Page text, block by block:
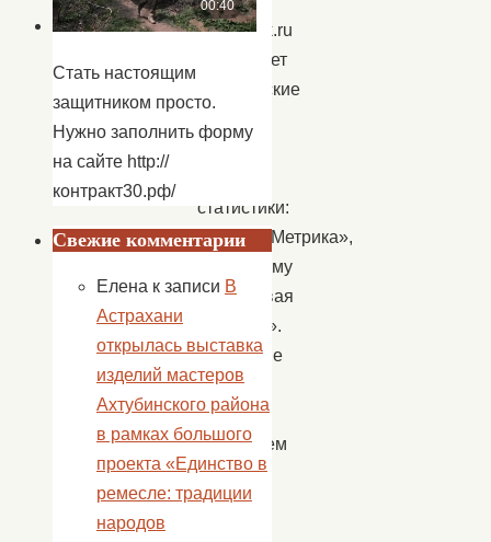
ahtubinsk.ru
использует
метрические
статистики:
«Яндекс.Метрика»,
подсистему
«Цифровая
культура».
На основе
этих
данных
мы делаем
наш
сайт
Стать настоящим
защитником просто.
Нужно заполнить форму
на сайте http://
контракт30.рф/
Свежие комментарии
Елена к записи В
Астрахани
открылась выставка
изделий мастеров
Ахтубинского района
в рамках большого
проекта «Единство в
ремесле: традиции
народов